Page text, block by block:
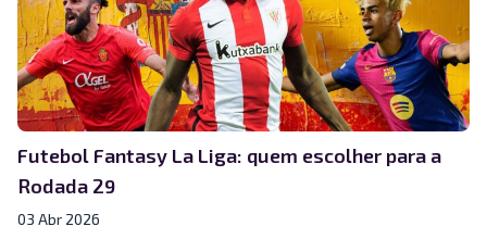
Futebol Fantasy La Liga: quem escolher para a
Rodada 29
03 Abr 2026